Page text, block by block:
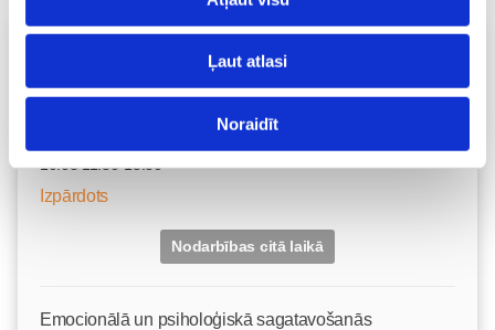
Ļaut atlasi
Noraidīt
masāža Māmiņu klubā pie masāžas speciālistes Olgas
10.08 11:30-15:30
Izpārdots
Nodarbības citā laikā
Emocionālā un psiholoģiskā sagatavošanās